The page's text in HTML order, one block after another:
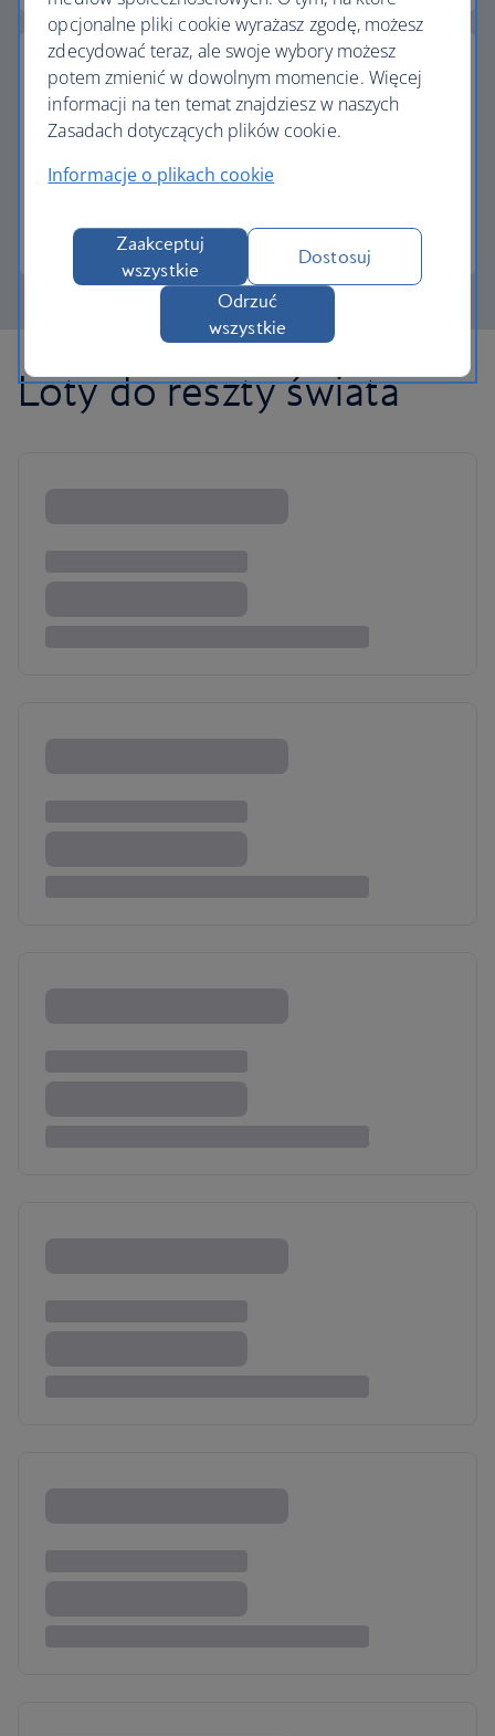
Częściowa płatność w Avios
Płacisz mniej za następny lot, jeśli wymienisz Avios.
Więcej informacji o płatności częściowej
Loty do reszty świata
opcjonalne pliki cookie wyrażasz zgodę, możesz
zdecydować teraz, ale swoje wybory możesz
potem zmienić w dowolnym momencie. Więcej
informacji na ten temat znajdziesz w naszych
Zasadach dotyczących plików cookie.
Informacje o plikach cookie
Zaakceptuj
wszystkie
Dostosuj
Odrzuć
wszystkie